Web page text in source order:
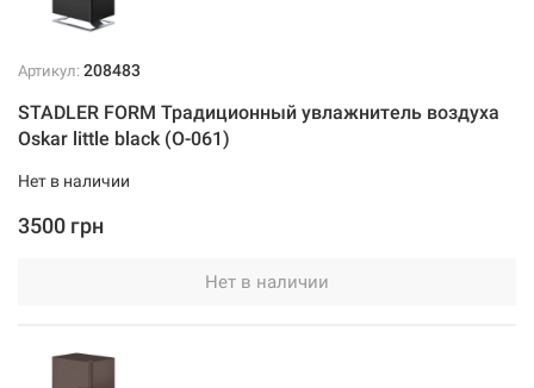
Артикул: 208483
STADLER FORM Традиционный увлажнитель воздуха
Oskar little black (O-061)
Нет в наличии
3500 грн
Нет в наличии